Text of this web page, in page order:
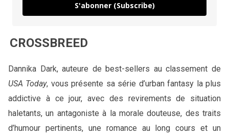
S'abonner (Subscribe)
CROSSBREED
Dannika Dark, auteure de best-sellers au classement de
USA Today, vous présente sa série d’urban fantasy la plus
addictive à ce jour, avec des revirements de situation
haletants, un antagoniste à la morale douteuse, des traits
d’humour pertinents, une romance au long cours et un